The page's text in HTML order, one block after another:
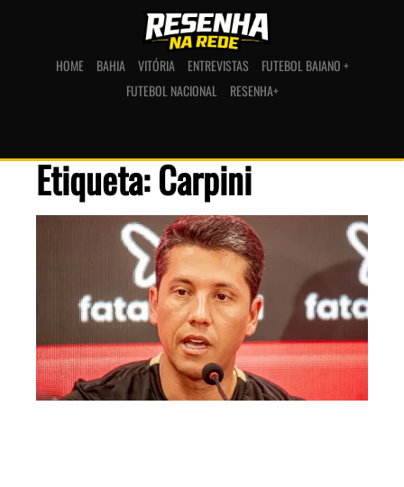
HOME BAHIA VITÓRIA ENTREVISTAS
FUTEBOL BAIANO +
FUTEBOL NACIONAL
RESENHA+
Etiqueta: Carpini